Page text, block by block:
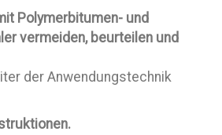
Polymerbitumen- und
vermeiden, beurteilen und
der Anwendungstechnik